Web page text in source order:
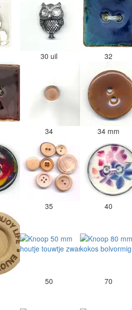
30 uil 32
34 34 mm
35 40
50 70